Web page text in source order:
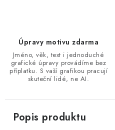
Úpravy motivu zdarma
Jméno, věk, text i jednoduché
grafické úpravy provádíme bez
příplatku. S vaší grafikou pracují
skuteční lidé, ne AI.
Popis produktu